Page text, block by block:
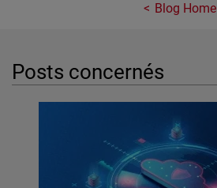
Blog Home
Posts concernés